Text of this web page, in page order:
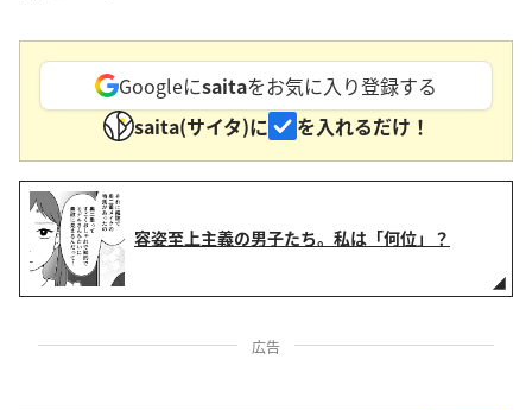
Googleにsaitaをお気に入り登録する
saita(サイタ)に
を入れるだけ！
容姿至上主義の男子たち。私は「何位」？
広告